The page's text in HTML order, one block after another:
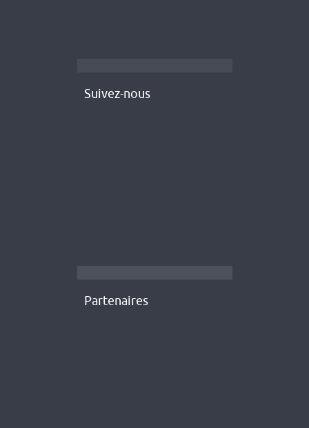
Suivez-nous
Partenaires